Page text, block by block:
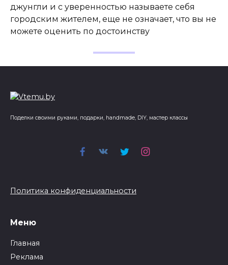
джунгли и с уверенностью называете себя
городским жителем, еще не означает, что вы не
можете оценить по достоинству
Поделки своими руками, подарки, handmade, DIY, мастер классы
Политика конфиденциальности
Меню
Главная
Реклама